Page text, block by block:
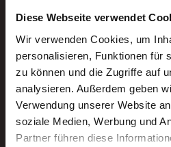
Diese Webseite verwendet
Wir verwenden Cookies, um
personalisieren, Funktionen für
zu können und die Zugriffe auf
analysieren. Außerdem geben
Verwendung unserer Website
soziale Medien, Werbung und
Partner führen diese
Neue Stellen
Ein kostenloser
Jobs.
E-Mail-Adresse